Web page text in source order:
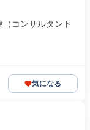
コンサルタント
気になる